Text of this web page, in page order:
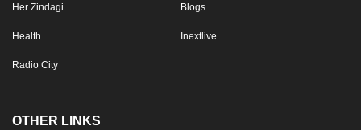
Her Zindagi Blogs
Health Inextlive
Radio City
OTHER LINKS